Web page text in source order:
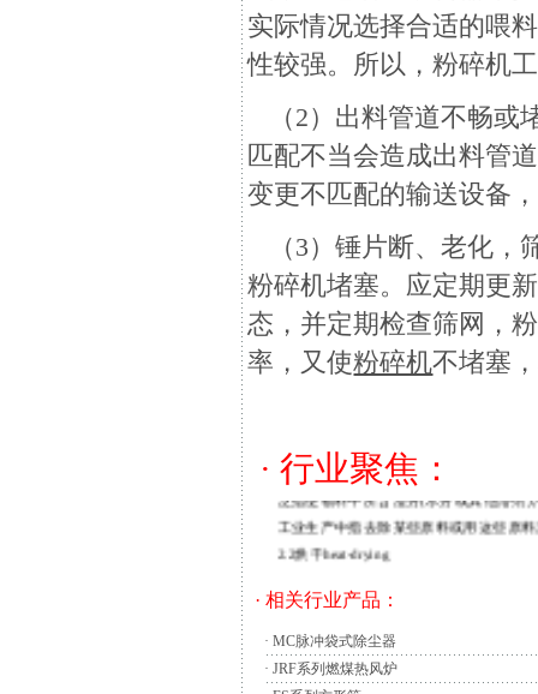
实际情况选择合适的喂
性较强。所以，粉碎机
（2）出料管道不畅或
匹配不当会造成出料管
变更不匹配的输送设备
（3）锤片断、老化，
粉碎机堵塞。应定期更
态，并定期检查筛网，
率，又使粉碎机不堵塞
· 行业聚焦：
1 前言
造粒过程即将各类粉状、块状、溶液或熔
2一般术语2.1干燥drying
泛指使物料中所含湿分(水分或其他溶剂)
工业生产中指去除某些原料或用这些原料
2.2烘干heat-drying
2.3物料materials
2.3.1新鲜物双锥回转真空干燥机是我公司
因而设备运行平稳。特别设计的 工艺，充
· 相关行业产品：
·MC脉冲袋式除尘器
·JRF系列燃煤热风炉